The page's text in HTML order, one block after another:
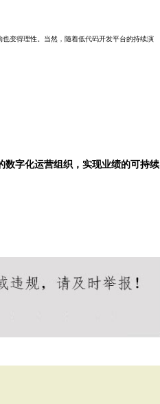
变得理性。当然，随着低代码开发平台的持续演
数字化运营组织，实现业绩的可持续